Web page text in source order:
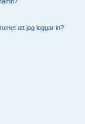
att jag loggar in?